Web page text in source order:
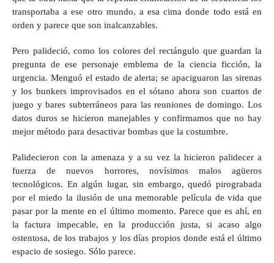
transportaba a ese otro mundo, a esa cima donde todo está en
orden y parece que son inalcanzables.
Pero palideció, como los colores del rectángulo que guardan la
pregunta de ese personaje emblema de la ciencia ficción, la
urgencia. Menguó el estado de alerta; se apaciguaron las sirenas
y los bunkers improvisados en el sótano ahora son cuartos de
juego y bares subterráneos para las reuniones de domingo. Los
datos duros se hicieron manejables y confirmamos que no hay
mejor método para desactivar bombas que la costumbre.
Palidecieron con la amenaza y a su vez la hicieron palidecer a
fuerza de nuevos horrores, novísimos malos agüeros
tecnológicos. En algún lugar, sin embargo, quedó pirograbada
por el miedo la ilusión de una memorable película de vida que
pasar por la mente en el último momento. Parece que es ahí, en
la factura impecable, en la producción justa, si acaso algo
ostentosa, de los trabajos y los días propios donde está el último
espacio de sosiego. Sólo parece.